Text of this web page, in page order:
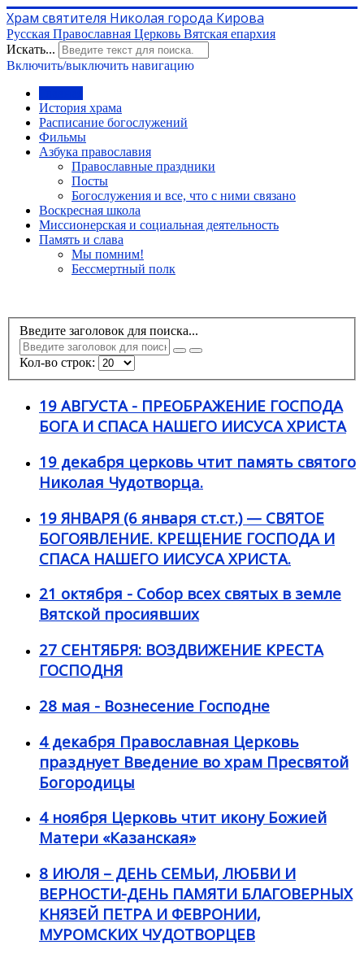
Храм святителя Николая города Кирова
Русская Православная Церковь Вятская епархия
Искать...
Включить/выключить навигацию
История храма
Расписание богослужений
Фильмы
Азбука православия
Православные праздники
Посты
Богослужения и все, что с ними связано
Воскресная школа
Миссионерская и социальная деятельность
Память и слава
Мы помним!
Бессмертный полк
Введите заголовок для поиска...
Кол-во строк:
19 АВГУСТА - ПРЕОБРАЖЕНИЕ ГОСПОДА
БОГА И СПАСА НАШЕГО ИИСУСА ХРИСТА
19 декабря церковь чтит память святого
Николая Чудотворца.
19 ЯНВАРЯ (6 января ст.ст.) — СВЯТОЕ
БОГОЯВЛЕНИЕ. КРЕЩЕНИЕ ГОСПОДА И
СПАСА НАШЕГО ИИСУСА ХРИСТА.
21 октября - Собор всех святых в земле
Вятской просиявших
27 СЕНТЯБРЯ: ВОЗДВИЖЕНИЕ КРЕСТА
ГОСПОДНЯ
28 мая - Вознесение Господне
4 декабря Православная Церковь
празднует Введение во храм Пресвятой
Богородицы
4 ноября Церковь чтит икону Божией
Матери «Казанская»
8 ИЮЛЯ – ДЕНЬ СЕМЬИ, ЛЮБВИ И
ВЕРНОСТИ-ДЕНЬ ПАМЯТИ БЛАГОВЕРНЫХ
КНЯЗЕЙ ПЕТРА И ФЕВРОНИИ,
МУРОМСКИХ ЧУДОТВОРЦЕВ